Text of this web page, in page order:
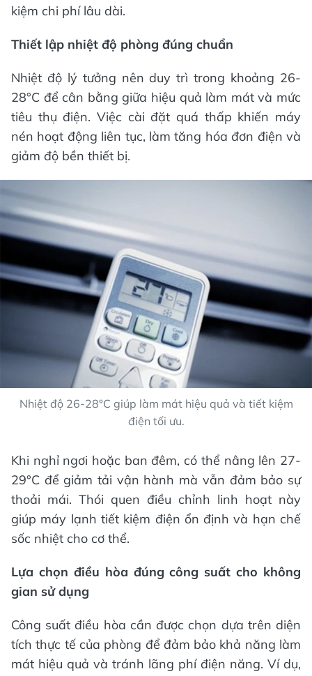
kiệm chi phí lâu dài.
Thiết lập nhiệt độ phòng đúng chuẩn
Nhiệt độ lý tưởng nên duy trì trong khoảng 26-
28°C để cân bằng giữa hiệu quả làm mát và mức
tiêu thụ điện. Việc cài đặt quá thấp khiến máy
nén hoạt động liên tục, làm tăng hóa đơn điện và
giảm độ bền thiết bị.
Nhiệt độ 26-28°C giúp làm mát hiệu quả và tiết kiệm
điện tối ưu.
Khi nghỉ ngơi hoặc ban đêm, có thể nâng lên 27-
29°C để giảm tải vận hành mà vẫn đảm bảo sự
thoải mái. Thói quen điều chỉnh linh hoạt này
giúp máy lạnh tiết kiệm điện ổn định và hạn chế
sốc nhiệt cho cơ thể.
Lựa chọn điều hòa đúng công suất cho không
gian sử dụng
Công suất điều hòa cần được chọn dựa trên diện
tích thực tế của phòng để đảm bảo khả năng làm
mát hiệu quả và tránh lãng phí điện năng. Ví dụ,